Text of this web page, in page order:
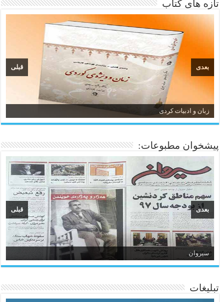
تازه های کتاب
زبان و ادبیات کردی
قبلی بعدی
پیشخوان مطبوعات:
سیروان
ئاژانسی هەواڵی مێهر
قبلی بعدی
تبلیغات